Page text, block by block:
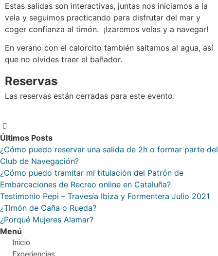
Estas salidas son interactivas, juntas nos iniciamos a la
vela y seguimos practicando para disfrutar del mar y
coger confianza al timón. ¡Izaremos velas y a navegar!
En verano con el calorcito también saltamos al agua, así
que no olvides traer el bañador.
Reservas
Las reservas están cerradas para este evento.
Últimos Posts
¿Cómo puedo reservar una salida de 2h o formar parte del
Club de Navegación?
¿Cómo puedo tramitar mi titulación del Patrón de
Embarcaciones de Recreo online en Cataluña?
Testimonio Pepi – Travesía Ibiza y Formentera Julio 2021
¿Timón de Caña o Rueda?
¿Porqué Mujeres Alamar?
Menú
Inicio